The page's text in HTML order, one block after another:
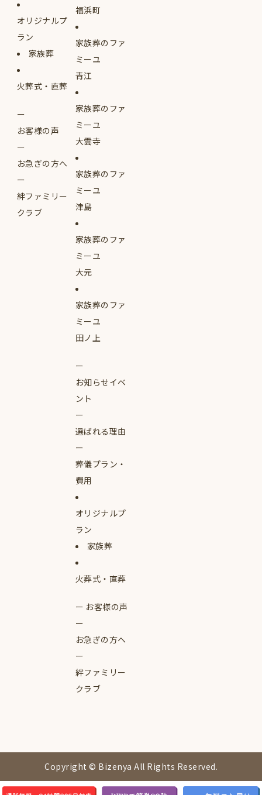
オリジナルプ
ラン
家族葬
火葬式・直葬
お客様の声
お急ぎの方へ
絆ファミリー
クラブ
福浜町
家族葬のファ
ミーユ
青江
家族葬のファ
ミーユ
大雲寺
家族葬のファ
ミーユ
津島
家族葬のファ
ミーユ
大元
家族葬のファ
ミーユ
田ノ上
お知らせイベ
ント
選ばれる理由
葬儀プラン・
費用
オリジナルプ
ラン
家族葬
火葬式・直葬
お客様の声
お急ぎの方へ
絆ファミリー
クラブ
Copyright © Bizenya All Rights Reserved.